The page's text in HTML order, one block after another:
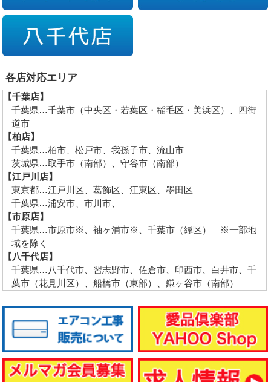
各店対応エリア
【千葉店】
千葉県…千葉市（中央区・若葉区・稲毛区・美浜区）、四街
道市
【柏店】
千葉県…柏市、松戸市、我孫子市、流山市
茨城県…取手市（南部）、守谷市（南部）
【江戸川店】
東京都…江戸川区、葛飾区、江東区、墨田区
千葉県…浦安市、市川市、
【市原店】
千葉県…市原市※、袖ヶ浦市※、千葉市（緑区） ※一部地
域を除く
【八千代店】
千葉県…八千代市、習志野市、佐倉市、印西市、白井市、千
葉市（花見川区）、船橋市（東部）、鎌ヶ谷市（南部）